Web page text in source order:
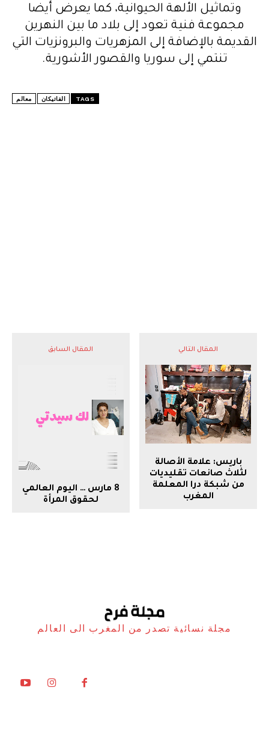
وتماثيل الألهة الحيوانية، كما يعرض أيضا
مجموعة فنية تعود إلى بلاد ما بين النهرين
القديمة بالإضافة إلى المزهريات والبرونزيات التي
تنتمي إلى سوريا والقصور الأشورية.
TAGS الفاتيكان معالم
المقال السابق
8 مارس … اليوم العالمي
لحقوق المرأة
المقال التالي
باريس: علامة الأصالة
لثلاث صانعات تقليديات
من شبكة درا المعلمة
المغرب
مجلة نسائية تصدر من المغرب الى العالم